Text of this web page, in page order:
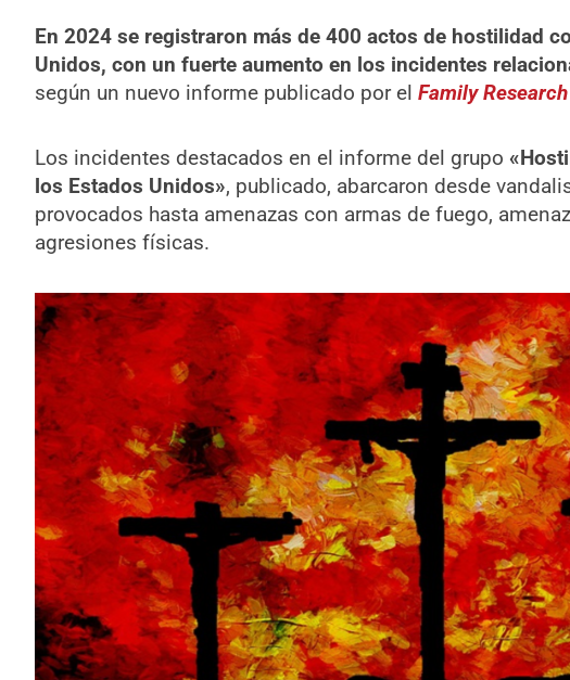
En 2024 se registraron más de 400 actos de hostilidad
Unidos, con un fuerte aumento en los incidentes
según un nuevo informe publicado por el Family
Los incidentes destacados en el informe del grupo
los Estados Unidos», publicado, abarcaron desde
provocados hasta amenazas con armas de fuego,
agresiones físicas.